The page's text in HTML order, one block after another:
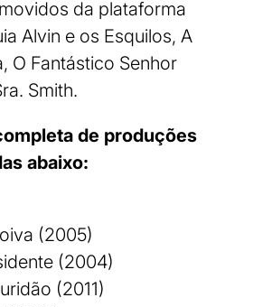
da plataforma
Alvin e os Esquilos, A
O Fantástico Senhor
Smith.
de produções
abaixo:
(2005)
(2004)
(2011)